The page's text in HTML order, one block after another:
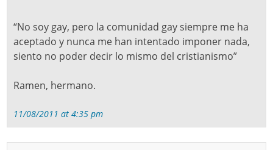
“No soy gay, pero la comunidad gay siempre me ha
aceptado y nunca me han intentado imponer nada,
siento no poder decir lo mismo del cristianismo”
Ramen, hermano.
11/08/2011 at 4:35 pm